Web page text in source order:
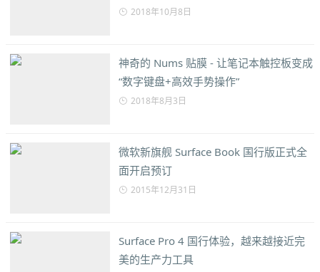
2018年10月8日
神奇的 Nums 贴膜 - 让笔记本触控板变成
“数字键盘+高效手势操作”
2018年8月3日
微软新旗舰 Surface Book 国行版正式全
面开启预订
2015年12月31日
Surface Pro 4 国行体验，越来越接近完
美的生产力工具